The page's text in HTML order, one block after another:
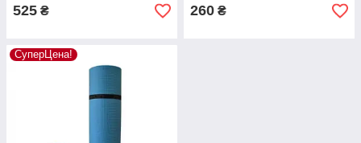
525 ₴ 260 ₴
СуперЦена!